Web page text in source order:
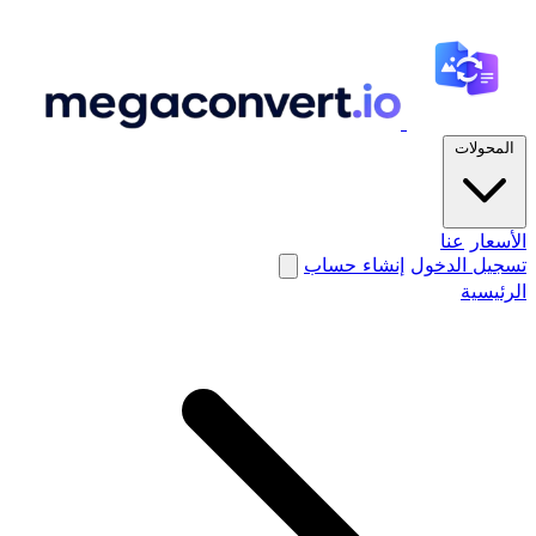
المحولات
الأسعار عنا
تسجيل الدخول إنشاء حساب
الرئيسية